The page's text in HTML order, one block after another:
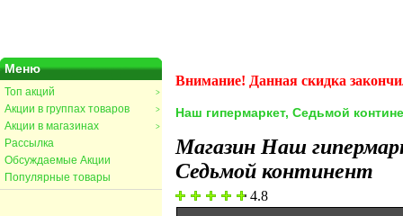
Меню
>
Топ акций
>
Акции в группах товаров
>
Акции в магазинах
Рассылка
Обсуждаемые Акции
Популярные товары
Внимание! Данная скидка
Наш гипермаркет, Седьмой
Магазин Наш
Седьмой континент
4.8